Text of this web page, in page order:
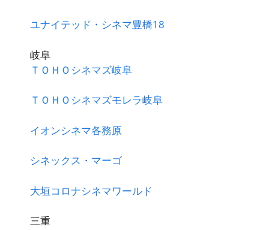
ユナイテッド・シネマ豊橋18
岐阜
ＴＯＨＯシネマズ岐阜
ＴＯＨＯシネマズモレラ岐阜
イオンシネマ各務原
シネックス・マーゴ
大垣コロナシネマワールド
三重